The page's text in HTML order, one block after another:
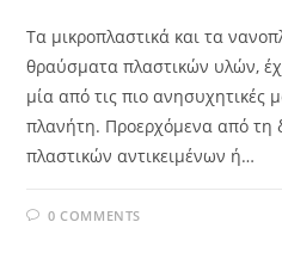
Τα μικροπλαστικά και τα
θραύσματα πλαστικών υλών,
μία από τις πιο ανησυχητικές
πλανήτη. Προερχόμενα από τη
πλαστικών αντικειμένων ή…
0 COMMENTS